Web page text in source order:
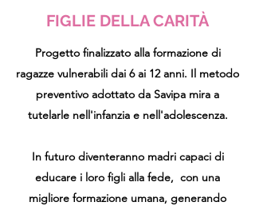
FIGLIE DELLA CARITÀ
Progetto finalizzato alla formazione di
ragazze vulnerabili dai 6 ai 12 anni. Il metodo
preventivo adottato da Savipa mira a
tutelarle nell'infanzia e nell'adolescenza.
In futuro diventeranno madri capaci di
educare i loro figli alla fede, con una
migliore formazione umana, generando